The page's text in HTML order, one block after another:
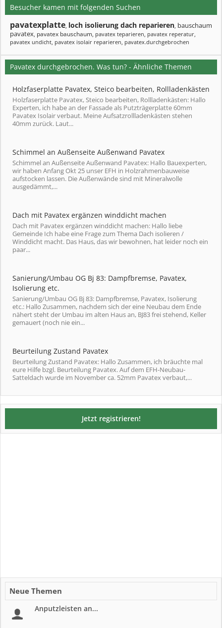
Besucher kamen mit folgenden Suchen
pavatexplatte, loch isolierung dach reparieren, bauschaum
pavatex, pavatex bauschaum, pavatex teparieren, pavatex reperatur,
pavatex undicht, pavatex isolair reparieren, pavatex.durchgebrochen
Pavatex durchgebrochen. Was tun? - Ähnliche Themen
Holzfaserplatte Pavatex, Steico bearbeiten, Rollladenkästen
Holzfaserplatte Pavatex, Steico bearbeiten, Rollladenkästen: Hallo
Experten, ich habe an der Fassade als Putzträgerplatte 60mm
Pavatex Isolair verbaut. Meine Aufsatzrollladenkästen stehen
40mm zurück. Laut...
Schimmel an Außenseite Außenwand Pavatex
Schimmel an Außenseite Außenwand Pavatex: Hallo Bauexperten,
wir haben Anfang Okt 25 unser EFH in Holzrahmenbauweise
aufstocken lassen. Die Außenwände sind mit Mineralwolle
ausgedämmt,...
Dach mit Pavatex ergänzen winddicht machen
Dach mit Pavatex ergänzen winddicht machen: Hallo liebe
Gemeinde Ich habe eine Frage zum Thema Dach isolieren /
Winddicht macht. Das Haus, das wir bewohnen, hat leider noch ein
paar...
Sanierung/Umbau OG Bj 83: Dampfbremse, Pavatex,
Isolierung etc.
Sanierung/Umbau OG Bj 83: Dampfbremse, Pavatex, Isolierung
etc.: Hallo Zusammen, nachdem sich der eine Neubau dem Ende
nähert steht der Umbau im alten Haus an, BJ83 frei stehend, Keller
gemauert (noch nie ein...
Beurteilung Zustand Pavatex
Beurteilung Zustand Pavatex: Hallo Zusammen, ich bräuchte mal
eure Hilfe bzgl. Beurteilung Pavatex. Auf dem EFH-Neubau-
Satteldach wurde im November ca. 52mm Pavatex verbaut,...
Jetzt registrieren!
Neue Themen
Anputzleisten an...